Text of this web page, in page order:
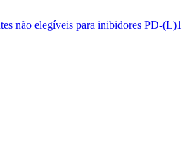
não elegíveis para inibidores PD-(L)1